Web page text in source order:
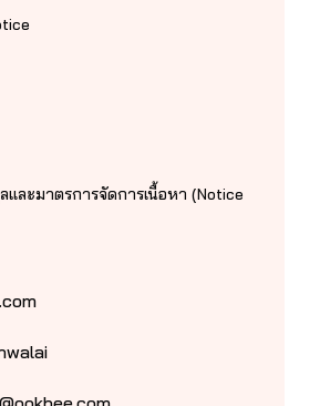
และมาตรการจัดการเนื้อหา (Notice